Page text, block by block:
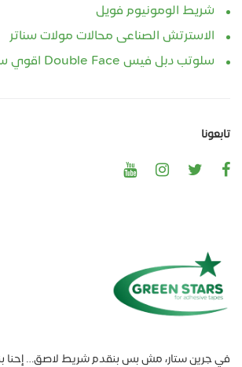
شريط الومونيوم فويل
الاسترتش الصناعى محالات مولات سناتر
سلوتب دبل فيس Double Face‏ اقوي سلوتب للمصانع
تابعونا
في جرين ستار، مش بس بنقدم شريط لاصق… إحنا